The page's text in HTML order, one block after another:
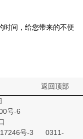
时间，给您带来的不便
返回顶部
号-6
号-3 0311-